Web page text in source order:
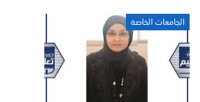
الجامعات الخاصة